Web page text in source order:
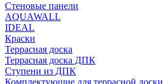
Стеновые панели
AQUAWALL
IDEAL
Краски
Террасная доска
Террасная доска ДПК
Ступени из ДПК
Комплектующие для террасной доски